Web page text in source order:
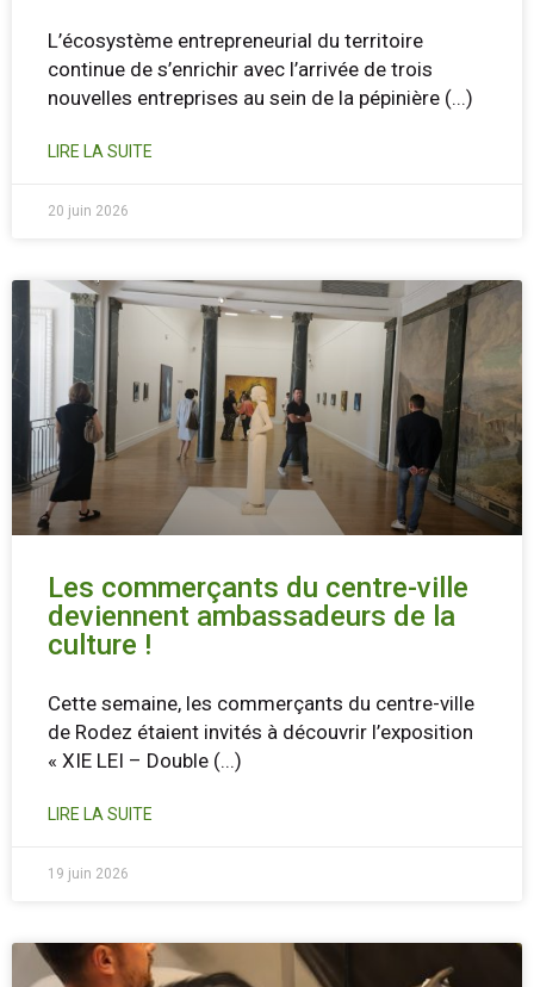
L’écosystème entrepreneurial du territoire
continue de s’enrichir avec l’arrivée de trois
nouvelles entreprises au sein de la pépinière (...)
LIRE LA SUITE
20 juin 2026
Les commerçants du centre-ville
deviennent ambassadeurs de la
culture !
Cette semaine, les commerçants du centre-ville
de Rodez étaient invités à découvrir l’exposition
« XIE LEI – Double (...)
LIRE LA SUITE
19 juin 2026